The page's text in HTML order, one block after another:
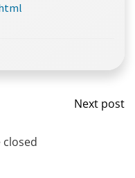
Post
Next post